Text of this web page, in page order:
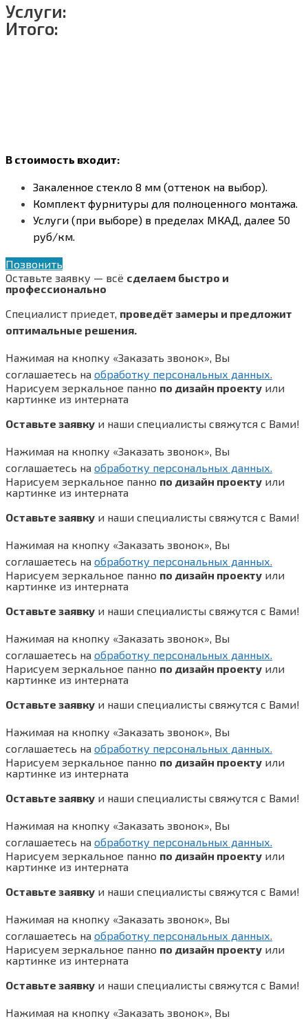
Услуги:
Итого:
В стоимость входит:
Закаленное стекло 8 мм (оттенок на выбор).
Комплект фурнитуры для полноценного монтажа.
Услуги (при выборе) в пределах МКАД, далее 50
руб/км.
Позвонить
Оставьте заявку — всё сделаем быстро и
профессионально
Специалист приедет, проведёт замеры и предложит
оптимальные решения.
Нажимая на кнопку «Заказать звонок», Вы
соглашаетесь на обработку персональных данных.
Нарисуем зеркальное панно по дизайн проекту или
картинке из интерната
Оставьте заявку и наши специалисты свяжутся с Вами!
Нажимая на кнопку «Заказать звонок», Вы
соглашаетесь на обработку персональных данных.
Нарисуем зеркальное панно по дизайн проекту или
картинке из интерната
Оставьте заявку и наши специалисты свяжутся с Вами!
Нажимая на кнопку «Заказать звонок», Вы
соглашаетесь на обработку персональных данных.
Нарисуем зеркальное панно по дизайн проекту или
картинке из интерната
Оставьте заявку и наши специалисты свяжутся с Вами!
Нажимая на кнопку «Заказать звонок», Вы
соглашаетесь на обработку персональных данных.
Нарисуем зеркальное панно по дизайн проекту или
картинке из интерната
Оставьте заявку и наши специалисты свяжутся с Вами!
Нажимая на кнопку «Заказать звонок», Вы
соглашаетесь на обработку персональных данных.
Нарисуем зеркальное панно по дизайн проекту или
картинке из интерната
Оставьте заявку и наши специалисты свяжутся с Вами!
Нажимая на кнопку «Заказать звонок», Вы
соглашаетесь на обработку персональных данных.
Нарисуем зеркальное панно по дизайн проекту или
картинке из интерната
Оставьте заявку и наши специалисты свяжутся с Вами!
Нажимая на кнопку «Заказать звонок», Вы
соглашаетесь на обработку персональных данных.
Нарисуем зеркальное панно по дизайн проекту или
картинке из интерната
Оставьте заявку и наши специалисты свяжутся с Вами!
Нажимая на кнопку «Заказать звонок», Вы